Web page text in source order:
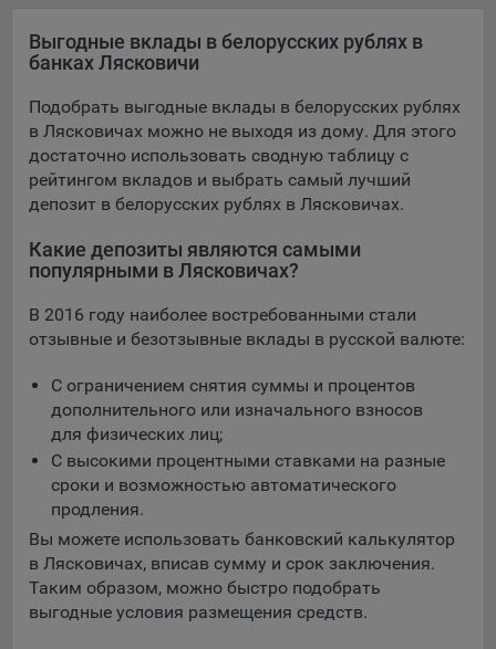
Google Analytics – сервис веб-аналитики,
предоставляемый компанией Google, Inc. Адрес: Google,
Mountain View, CA 94043, USA.Политика
конфиденциальности Google.
Matomo — это система веб-аналитики, которая позволяет
следит за доступностью сервисов, предоставляемых
Дзержинского, д.3Б, пом.44.
рекламу на площадке VK пользователям, которые
посещали сайт.
проспект, д. 39, стр. 79, БЦ «SkyLight».
Технические настройки
Технические настройки хранят технические данные вашего
выбора (например, языкового). Техническая аналитика
используется для обеспечения корректной работы сайта.
Компании, которой мы поручаем обработку данных для
данной цели:
Сервис хранения информации, предоставляемый
Выгодные вклады в белорусских рублях в
банках Лясковичи
Подобрать выгодные вклады в белорусских рублях
в Лясковичах можно не выходя из дому. Для этого
достаточно использовать сводную таблицу с
рейтингом вкладов и выбрать самый лучший
депозит в белорусских рублях в Лясковичах.
Какие депозиты являются самыми
популярными в Лясковичах?
В 2016 году наиболее востребованными стали
отзывные и безотзывные вклады в русской валюте:
С ограничением снятия суммы и процентов
дополнительного или изначального взносов
для физических лиц;
С высокими процентными ставками на разные
сроки и возможностью автоматического
продления.
Вы можете использовать банковский калькулятор
в Лясковичах, вписав сумму и срок заключения.
Таким образом, можно быстро подобрать
выгодные условия размещения средств.